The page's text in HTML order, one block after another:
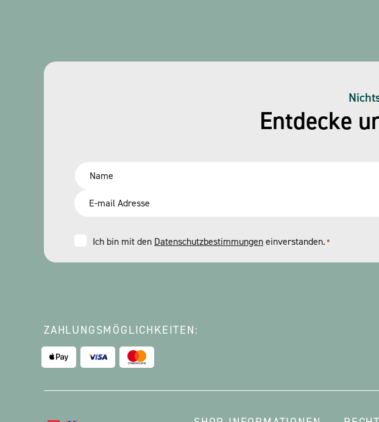
Entdecke
Name
Email
Consent
*
Ich bin mit den Datenschutzbestimmungeneinverstanden.*
ZAHLUNGSMÖGLICHKEITEN: